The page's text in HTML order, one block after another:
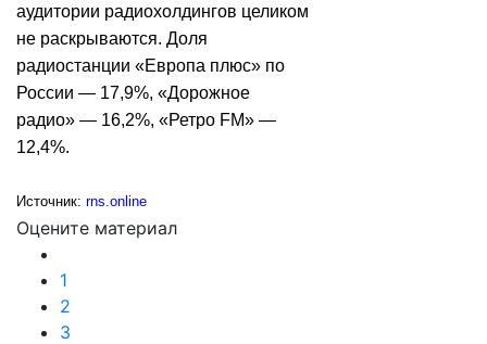
аудитории радиохолдингов целиком
не раскрываются. Доля
радиостанции «Европа плюс» по
России — 17,9%, «Дорожное
радио» — 16,2%, «Ретро FM» —
12,4%.
Источник: rns.online
Оцените материал
1
2
3